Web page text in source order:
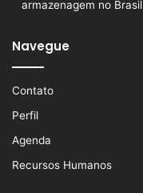
armazenagem no Brasil
Navegue
Contato
Perfil
Agenda
Recursos Humanos